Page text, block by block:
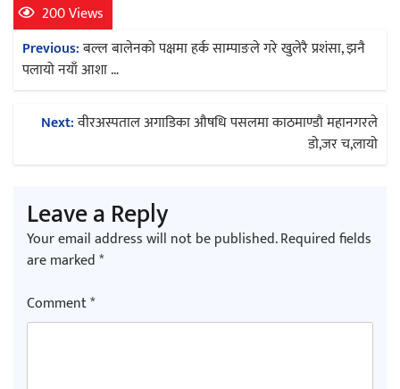
200 Views
Post
navigation
Previous:बल्ल बालेनको पक्षमा हर्क साम्पाङले गरे खुलेरै प्रशंसा, झनै
पलायो नयाँ आशा …
Next:वीरअस्पताल अगाडिका औषधि पसलमा काठमाण्डाै महानगरले
डाे,जर च,लायाे
Leave a Reply
Your email address will not be published.Required fields
are marked*
Comment*